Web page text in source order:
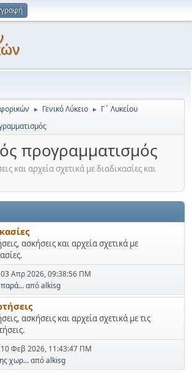
► Γενικό Λύκειο ► Γ΄ Λυκείου
προγραμματισμός
και αρχεία σχετικά με διαδικασίες και
ασκήσεις και αρχεία σχετικά με
03 Απρ 2026, 09:38:56 ΠΜ
απόalkisg
ασκήσεις και αρχεία σχετικά με τις
10 Φεβ 2026, 11:43:47 ΠΜ
χωρ...απόalkisg